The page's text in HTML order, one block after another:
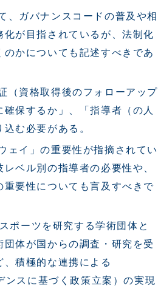
、ガバナンスコードの普及や相
が目指されているが、法制化
かについても記述すべきであ
（資格取得後のフォローアップ
保するか」、「指導者（の人
む必要がある。
ェイ」の重要性が指摘されてい
ベル別の指導者の必要性や、
要性についても言及すべきで
ポーツを研究する学術団体と
体が国からの調査・研究を受
積極的な連携による
スに基づく政策立案）の実現